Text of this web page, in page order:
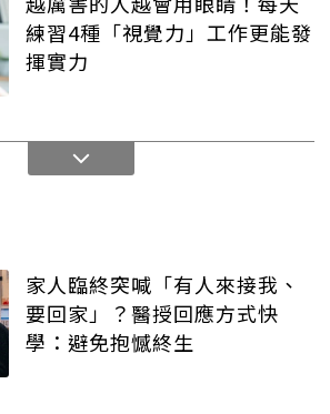
練習4種「視覺力」工作更能發
揮實力
家人臨終突喊「有人來接我、
要回家」？醫授回應方式快
學：避免抱憾終生